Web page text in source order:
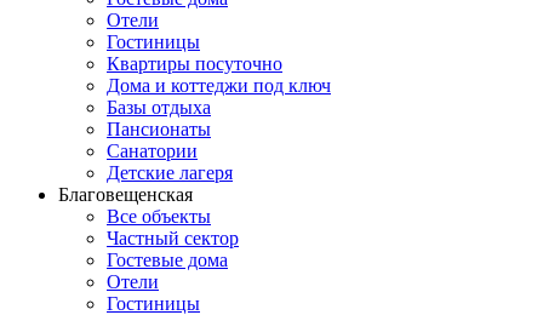
Отели
Гостиницы
Квартиры посуточно
Дома и коттеджи под ключ
Базы отдыха
Пансионаты
Санатории
Детские лагеря
Благовещенская
Все объекты
Частный сектор
Гостевые дома
Отели
Гостиницы